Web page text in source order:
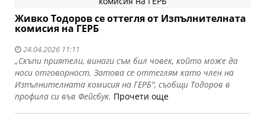
Живко Тодоров се оттегля от Изпълнителната
комисия на ГЕРБ
24.04.2026 11:11
„Скъпи приятели, винаги съм бил човек, който може да
носи отговорност. Затова се оттеглям като член на
Изпълнителната комисия на ГЕРБ", съобщи Тодоров в
профила си във Фейсбук. Прочети още